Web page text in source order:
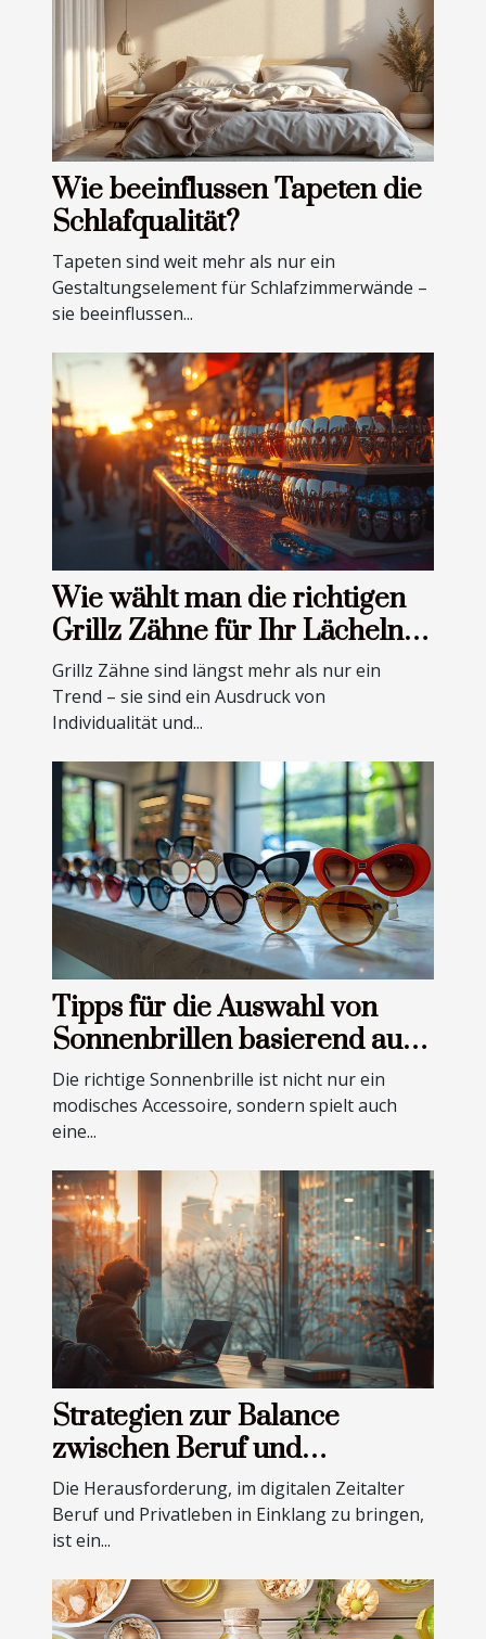
Wie beeinflussen Tapeten die
Schlafqualität?
Tapeten sind weit mehr als nur ein
Gestaltungselement für Schlafzimmerwände –
sie beeinflussen...
Wie wählt man die richtigen
Grillz Zähne für Ihr Lächeln
aus
Grillz Zähne sind längst mehr als nur ein
Trend – sie sind ein Ausdruck von
Individualität und...
Tipps für die Auswahl von
Sonnenbrillen basierend auf
Ihrer Gesichtsform
Die richtige Sonnenbrille ist nicht nur ein
modisches Accessoire, sondern spielt auch
eine...
Strategien zur Balance
zwischen Beruf und
Privatleben im digitalen
Zeitalter
Die Herausforderung, im digitalen Zeitalter
Beruf und Privatleben in Einklang zu bringen,
ist ein...